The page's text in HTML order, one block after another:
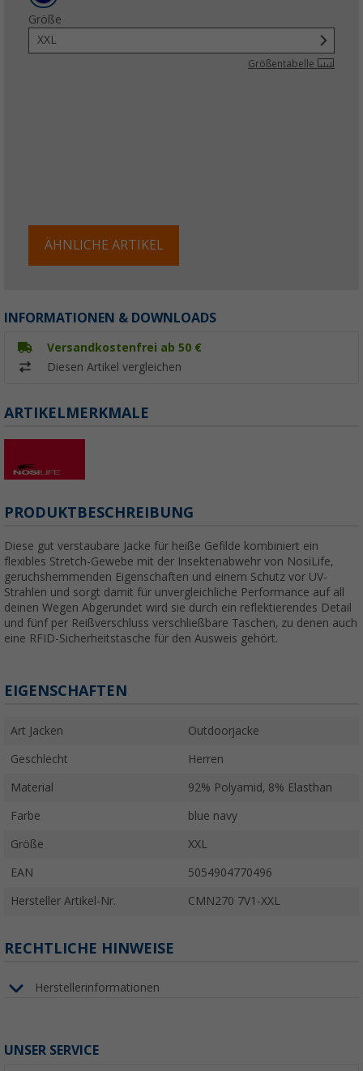
Größe
XXL
Größentabelle
ÄHNLICHE ARTIKEL
INFORMATIONEN & DOWNLOADS
Versandkostenfrei ab 50 €
Diesen Artikel vergleichen
ARTIKELMERKMALE
PRODUKTBESCHREIBUNG
Diese gut verstaubare Jacke für heiße Gefilde kombiniert ein
flexibles Stretch-Gewebe mit der Insektenabwehr von NosiLife,
geruchshemmenden Eigenschaften und einem Schutz vor UV-
Strahlen und sorgt damit für unvergleichliche Performance auf all
deinen Wegen Abgerundet wird sie durch ein reflektierendes Detail
und fünf per Reißverschluss verschließbare Taschen, zu denen auch
eine RFID-Sicherheitstasche für den Ausweis gehört.
EIGENSCHAFTEN
Art Jacken Outdoorjacke
Geschlecht Herren
Material 92% Polyamid, 8% Elasthan
Farbe blue navy
Größe XXL
EAN 5054904770496
Hersteller Artikel-Nr. CMN270 7V1-XXL
RECHTLICHE HINWEISE
Herstellerinformationen
UNSER SERVICE